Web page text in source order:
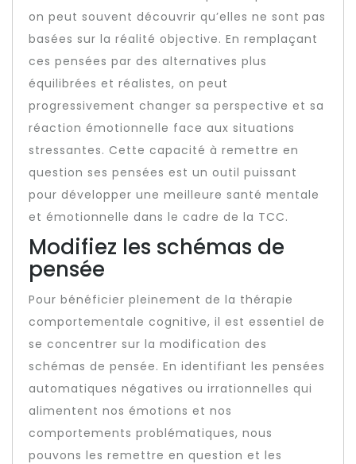
on peut souvent découvrir qu’elles ne sont pas
basées sur la réalité objective. En remplaçant
ces pensées par des alternatives plus
équilibrées et réalistes, on peut
progressivement changer sa perspective et sa
réaction émotionnelle face aux situations
stressantes. Cette capacité à remettre en
question ses pensées est un outil puissant
pour développer une meilleure santé mentale
et émotionnelle dans le cadre de la TCC.
Modifiez les schémas de
pensée
Pour bénéficier pleinement de la thérapie
comportementale cognitive, il est essentiel de
se concentrer sur la modification des
schémas de pensée. En identifiant les pensées
automatiques négatives ou irrationnelles qui
alimentent nos émotions et nos
comportements problématiques, nous
pouvons les remettre en question et les